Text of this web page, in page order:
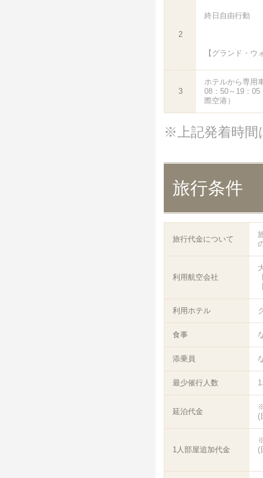
2
終日自由行動
【グランド・ウ
3
ホテルから専用
08：50～19：
際空港）
※上記発着時間
旅行条件
旅行代金について
利用航空会社
利用ホテル
食事
添乗員
最少催行人数
延泊代金
(
1人部屋追加代金
(